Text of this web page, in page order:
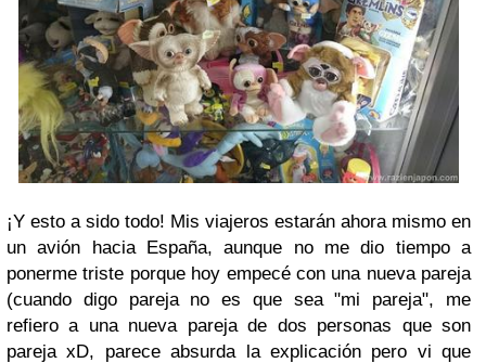
¡Y esto a sido todo! Mis viajeros estarán ahora mismo en
un avión hacia España, aunque no me dio tiempo a
ponerme triste porque hoy empecé con una nueva pareja
(cuando digo pareja no es que sea "mi pareja", me
refiero a una nueva pareja de dos personas que son
pareja xD, parece absurda la explicación pero vi que